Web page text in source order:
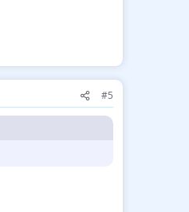
#5